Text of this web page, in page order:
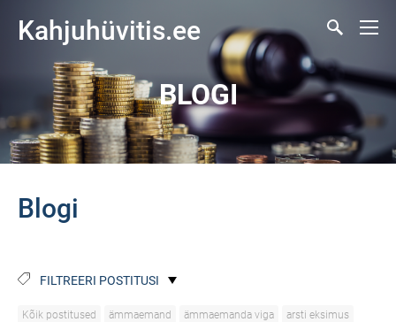
Kahjuhüvitis.ee
BLOGI
Blogi
FILTREERI POSTITUSI
Kõik postitused ämmaemand ämmaemanda viga
arsti eksimus